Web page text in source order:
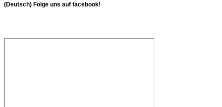
(Deutsch) Folge uns auf facebook!